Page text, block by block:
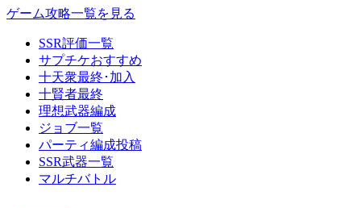
ゲーム攻略一覧を見る
SSR評価一覧
サプチケおすすめ
十天衆最終･加入
十賢者最終
理想武器編成
ジョブ一覧
パーティ編成投稿
SSR武器一覧
マルチバトル